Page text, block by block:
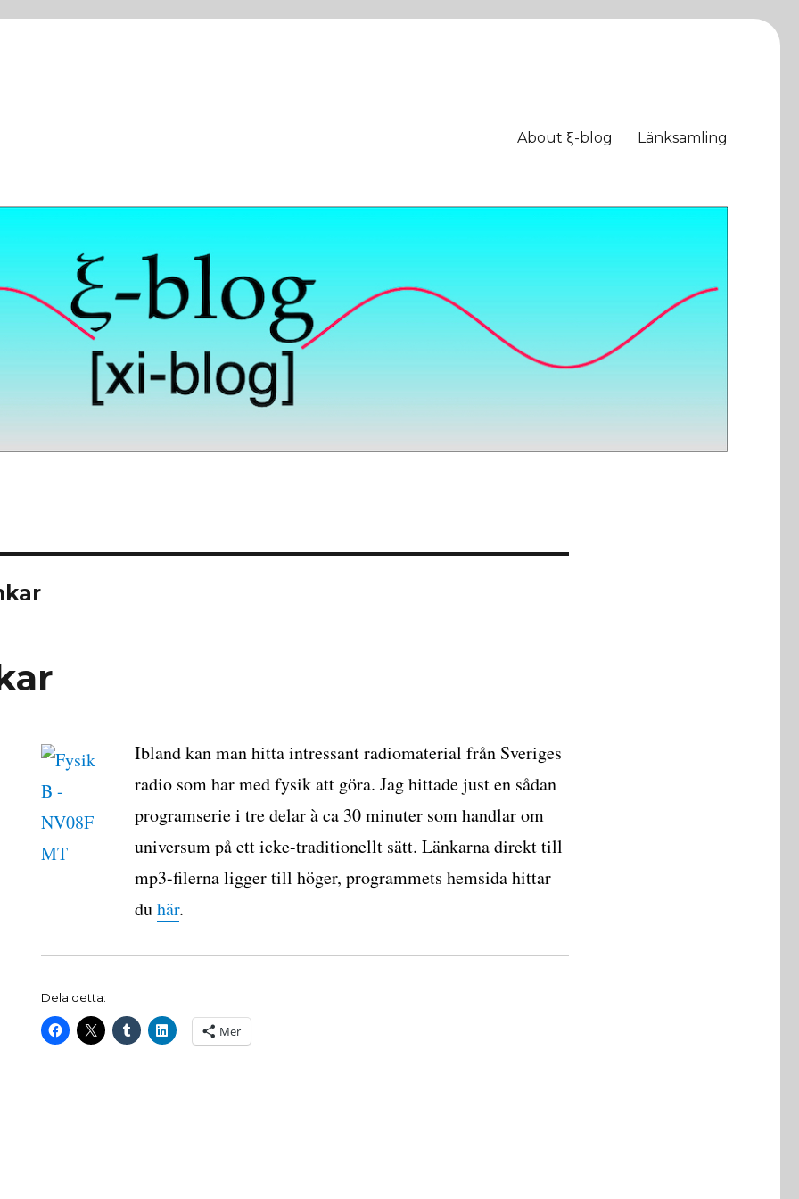
About ξ-blog Länksamling
Ibland kan man hitta intressant radiomaterial från Sveriges
radio som har med fysik att göra. Jag hittade just en sådan
programserie i tre delar à ca 30 minuter som handlar om
universum på ett icke-traditionellt sätt. Länkarna direkt till
mp3-filerna ligger till höger, programmets hemsida hittar
duhär.
Dela detta:
Mer